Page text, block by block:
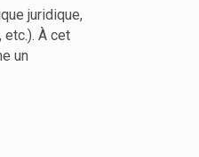
juridique,
À cet
un